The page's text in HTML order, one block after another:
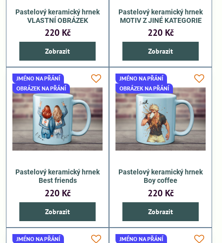
Pastelový keramický hrnek
VLASTNÍ OBRÁZEK
220 Kč
Zobrazit
Pastelový keramický hrnek
MOTIV Z JINÉ KATEGORIE
220 Kč
Zobrazit
JMÉNO NA PŘÁNÍ
OBRÁZEK NA PŘÁNÍ
Pastelový keramický hrnek
Best friends
220 Kč
Zobrazit
JMÉNO NA PŘÁNÍ
OBRÁZEK NA PŘÁNÍ
Pastelový keramický hrnek
Boy coffee
220 Kč
Zobrazit
JMÉNO NA PŘÁNÍ
JMÉNO NA PŘÁNÍ